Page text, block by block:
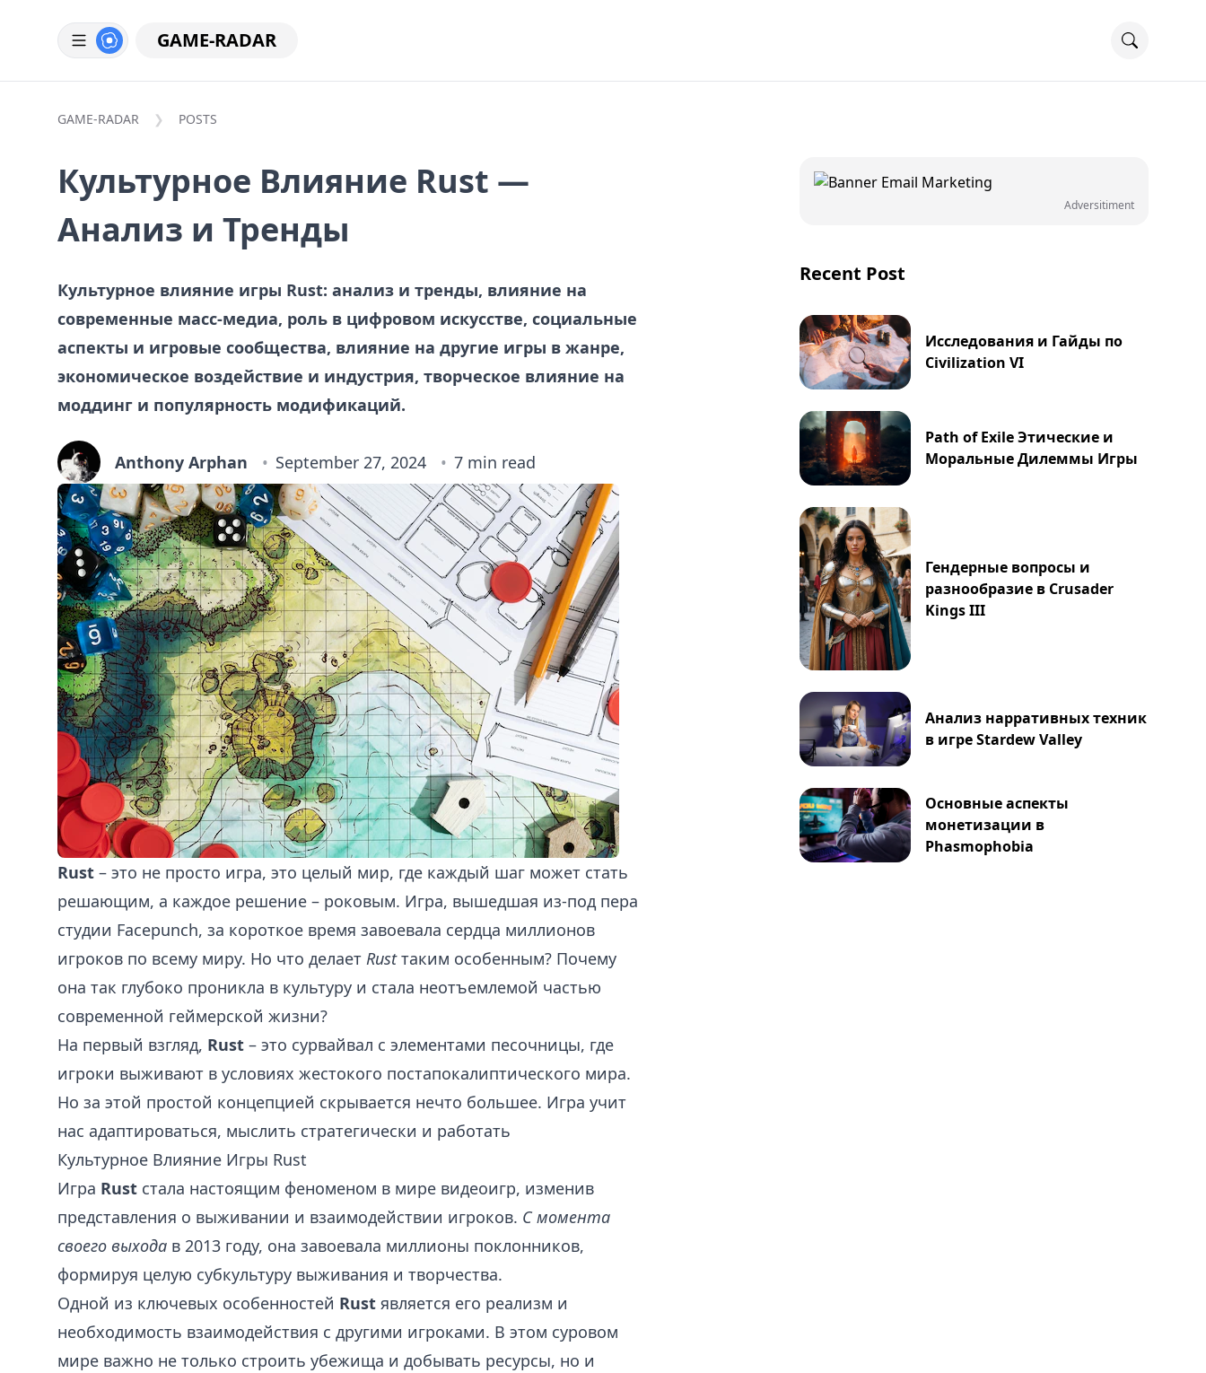
GAME-RADAR
GAME-RADAR POSTS
Культурное Влияние Rust —
Анализ и Тренды
Культурное влияние игры Rust: анализ и тренды, влияние на
современные масс-медиа, роль в цифровом искусстве, социальные
аспекты и игровые сообщества, влияние на другие игры в жанре,
экономическое воздействие и индустрия, творческое влияние на
моддинг и популярность модификаций.
Anthony Arphan September 27, 2024 7 min read
Rust – это не просто игра, это целый мир, где каждый шаг может стать
решающим, а каждое решение – роковым. Игра, вышедшая из-под пера
студии Facepunch, за короткое время завоевала сердца миллионов
игроков по всему миру. Но что делает Rustтаким особенным? Почему
она так глубоко проникла в культуру и стала неотъемлемой частью
современной геймерской жизни?
На первый взгляд, Rust – это сурвайвал с элементами песочницы, где
игроки выживают в условиях жестокого постапокалиптического мира.
Но за этой простой концепцией скрывается нечто большее. Игра учит
нас адаптироваться, мыслить стратегически и работать
Культурное Влияние Игры Rust
Игра Rust стала настоящим феноменом в мире видеоигр, изменив
представления о выживании и взаимодействии игроков. С момента
своего выхода в 2013 году, она завоевала миллионы поклонников,
формируя целую субкультуру выживания и творчества.
Одной из ключевых особенностей Rust является его реализм и
необходимость взаимодействия с другими игроками. В этом суровом
мире важно не только строить убежища и добывать ресурсы, но и
Adversitiment
Recent Post
Исследования и Гайды по
Civilization VI
Path of Exile Этические и
Моральные Дилеммы Игры
Гендерные вопросы и
разнообразие в Crusader
Kings III
Анализ нарративных техник
в игре Stardew Valley
Основные аспекты
монетизации в
Phasmophobia